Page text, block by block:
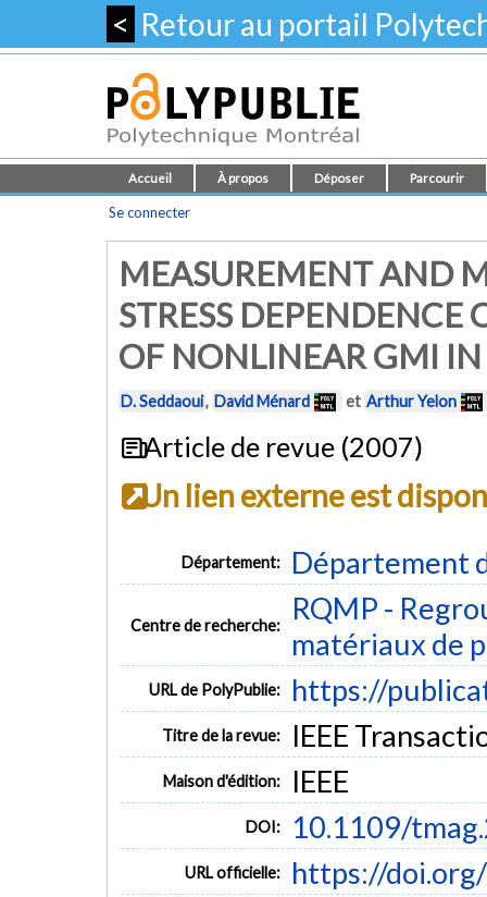
< Retour au portail
Accueil À propos Déposer Parcourir
Se connecter
MEASUREMENT AND
STRESS
OF NONLINEAR GMI
D. Seddaoui, David Ménard et Arthur Yelon
Article de revue (2007)
Un lien externe est
Département: Département
Centre de recherche:
RQMP -
matériaux de
URL de PolyPublie: https://
Titre de la revue: IEEE
Maison d'édition: IEEE
DOI: 10.1109/
URL officielle: https://